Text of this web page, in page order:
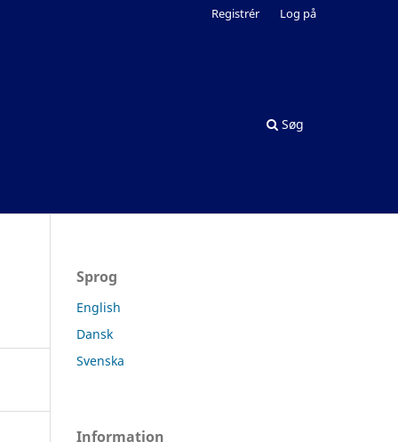
Søg
Registrér Log på
Sprog
English
Dansk
Svenska
Information